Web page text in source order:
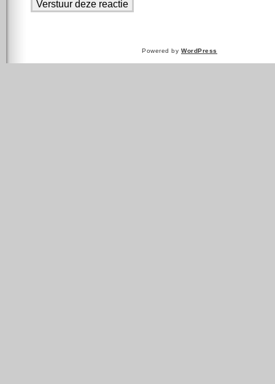
Powered byWordPress